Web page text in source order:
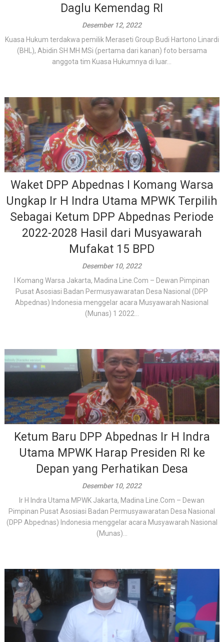
Daglu Kemendag RI
Desember 12, 2022
Kuasa Hukum terdakwa pemilik Meraseti Group Budi Hartono Linardi
(BHL), Abidin SH MH MSi (pertama dari kanan) foto bersama
anggota tim Kuasa Hukumnya di luar...
Waket DPP Abpednas I Komang Warsa
Ungkap Ir H Indra Utama MPWK Terpilih
Sebagai Ketum DPP Abpednas Periode
2022-2028 Hasil dari Musyawarah
Mufakat 15 BPD
Desember 10, 2022
I Komang Warsa Jakarta, Madina Line.Com – Dewan Pimpinan
Pusat Asosiasi Badan Permusyawaratan Desa Nasional (DPP
Abpednas) Indonesia menggelar acara Musyawarah Nasional
(Munas) 1 2022...
Ketum Baru DPP Abpednas Ir H Indra
Utama MPWK Harap Presiden RI ke
Depan yang Perhatikan Desa
Desember 10, 2022
Ir H Indra Utama MPWK Jakarta, Madina Line.Com – Dewan
Pimpinan Pusat Asosiasi Badan Permusyawaratan Desa Nasional
(DPP Abpednas) Indonesia menggelar acara Musyawarah Nasional
(Munas)...